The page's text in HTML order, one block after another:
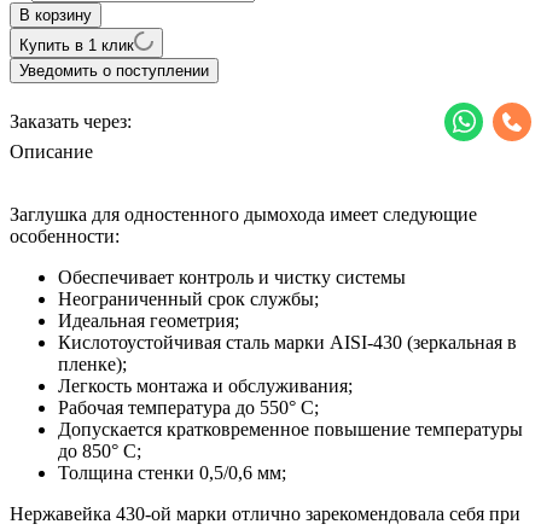
В корзину
Купить в 1 клик
Уведомить о поступлении
Заказать через:
Описание
Заглушка для одностенного дымохода имеет следующие
особенности:
Обеспечивает контроль и чистку системы
Неограниченный срок службы;
Идеальная геометрия;
Кислотоустойчивая сталь марки AISI-430 (зеркальная в
пленке);
Легкость монтажа и обслуживания;
Рабочая температура до 550° С;
Допускается кратковременное повышение температуры
до 850° С;
Толщина стенки 0,5/0,6 мм;
Нержавейка 430-ой марки отлично зарекомендовала себя при